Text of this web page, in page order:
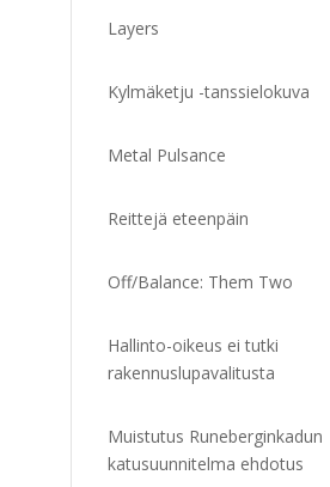
Layers
Kylmäketju -tanssielokuva
Metal Pulsance
Reittejä eteenpäin
Off/Balance: Them Two
Hallinto-oikeus ei tutki
rakennuslupavalitusta
Muistutus Runeberginkadun
katusuunnitelma ehdotus